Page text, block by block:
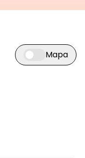
Przełącz widok
Mapa